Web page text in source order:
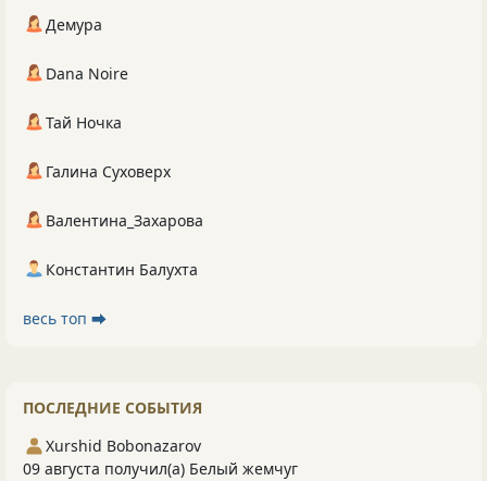
Демура
Dana Noire
Тай Ночка
Галина Суховерх
Валентина_Захарова
Константин Балухта
весь топ ⮕
ПОСЛЕДНИЕ СОБЫТИЯ
Xurshid Bobonazarov
09 августа получил(а) Белый жемчуг